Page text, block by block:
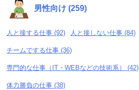
男性向け (259)
人と接する仕事 (92) 人と接しない仕事 (84)
チームでする仕事 (36)
専門的な仕事（IT・WEBなどの技術系） (42)
体力勝負の仕事 (38)